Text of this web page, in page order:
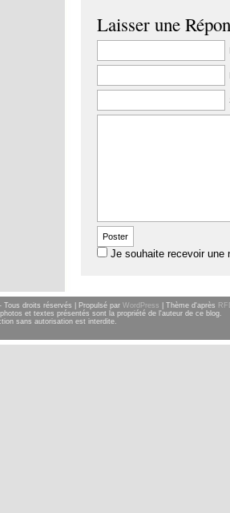
Laisser une
Je souhaite recevoir une
Tous droits réservés | Propulsé par WordPress | Thème d'après
et textes présentés sont la propriété de l'auteur de ce blog.
sans autorisation est interdite.